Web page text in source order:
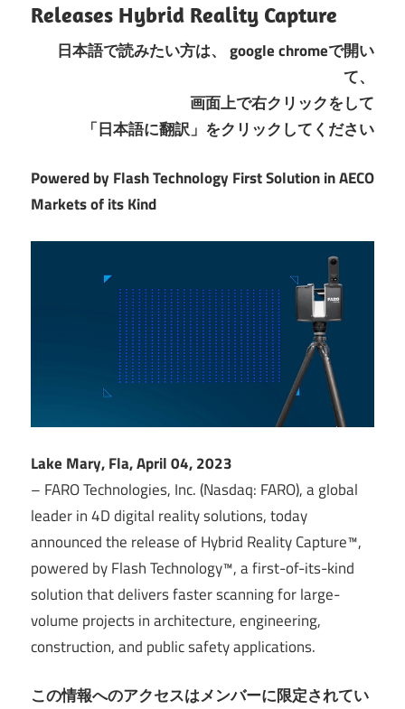
Releases Hybrid Reality Capture
日本語で読みたい方は、 google chromeで開い
て、
画面上で右クリックをして
「日本語に翻訳」をクリックしてください
Powered by Flash Technology First Solution in AECO
Markets of its Kind
Lake Mary, Fla, April 04, 2023
– FARO Technologies, Inc. (Nasdaq: FARO), a global
leader in 4D digital reality solutions, today
announced the release of Hybrid Reality Capture™,
powered by Flash Technology™, a first-of-its-kind
solution that delivers faster scanning for large-
volume projects in architecture, engineering,
construction, and public safety applications.
この情報へのアクセスはメンバーに限定されてい